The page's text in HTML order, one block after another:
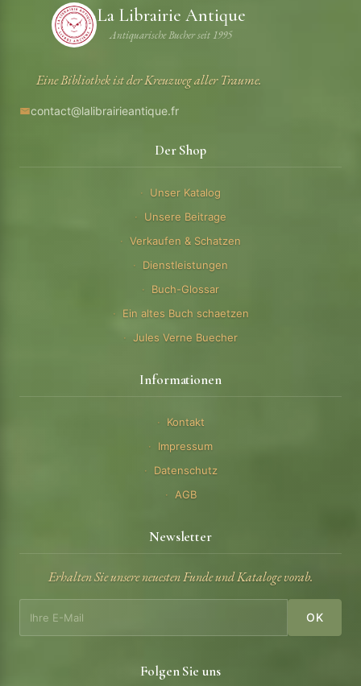
La Librairie Antique
Antiquarische Bucher seit 1995
Eine Bibliothek ist der Kreuzweg aller Traume.
contact@lalibrairieantique.fr
Der Shop
Unser Katalog
Unsere Beitrage
Verkaufen & Schatzen
Dienstleistungen
Buch-Glossar
Ein altes Buch schaetzen
Jules Verne Buecher
Informationen
Kontakt
Impressum
Datenschutz
AGB
Newsletter
Erhalten Sie unsere neuesten Funde und Kataloge vorab.
OK
Folgen Sie uns